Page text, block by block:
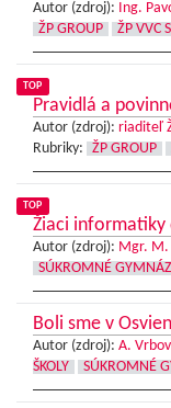
Autor (zdroj): Ing.
ŽP GROUP
ŽP VVC
TOP
Pravidlá a
Autor (zdroj): riaditeľ
Rubriky:
ŽP GROUP
TOP
Žiaci
Autor (zdroj): Mgr. M.
SÚKROMNÉ
Boli sme v
Autor (zdroj): A.
ŠKOLY
SÚKROMNÉ